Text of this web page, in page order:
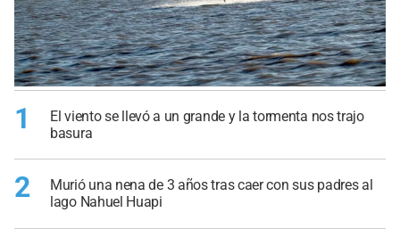
1
El viento se llevó a un grande y la tormenta nos trajo
basura
2
Murió una nena de 3 años tras caer con sus padres al
lago Nahuel Huapi